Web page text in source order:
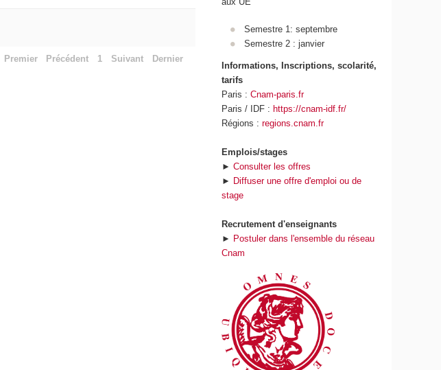
Premier Précédent 1 Suivant Dernier
Semestre 1: septembre
Semestre 2 : janvier
Informations, Inscriptions, scolarité,
tarifs
Paris :Cnam-paris.fr
Paris / IDF :https://cnam-idf.fr/
Régions :regions.cnam.fr
Emplois/stages
►Consulter les offres
► Diffuser une offre d'emploi ou de
stage
Recrutement d'enseignants
► Postuler dans l'ensemble du réseau
Cnam